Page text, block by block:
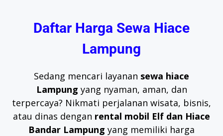
Daftar Harga Sewa Hiace
Lampung
Sedang mencari layanan sewa hiace
Lampung yang nyaman, aman, dan
terpercaya? Nikmati perjalanan wisata, bisnis,
atau dinas dengan rental mobil Elf dan Hiace
Bandar Lampung yang memiliki harga